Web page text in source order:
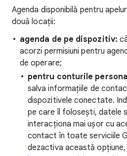
Agenda disponibilă pentru
două locații:
agenda de pe dispozitiv:
acorzi permisiuni pentru
de operare;
pentru conturile
salva informațiile de
dispozitivele conectate.
pe care îl folosești, datele
interacționa mai ușor cu
contact în toate serviciile
dezactiva această